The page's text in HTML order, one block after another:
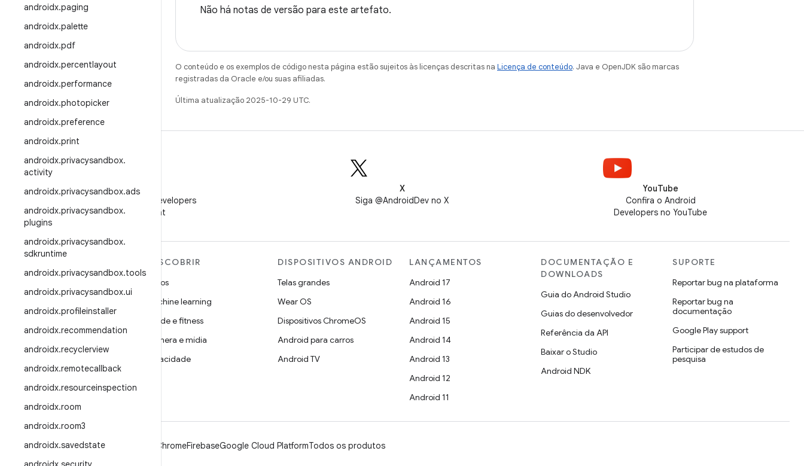
androidx.paging
androidx.palette
androidx.pdf
androidx.percentlayout
androidx.performance
androidx.photopicker
androidx.preference
androidx.print
androidx.privacysandbox.
activity
androidx.privacysandbox.ads
androidx.privacysandbox.
plugins
androidx.privacysandbox.
sdkruntime
androidx.privacysandbox.tools
androidx.privacysandbox.ui
androidx.profileinstaller
androidx.recommendation
androidx.recyclerview
androidx.remotecallback
androidx.resourceinspection
androidx.room
androidx.room3
androidx.savedstate
Não há notas de versão para este artefato.
O conteúdo e os exemplos de código nesta página estão sujeitos às licenças descritas na Licença de conteúdo. Java e OpenJDK são marcas
registradas da Oracle e/ou suas afiliadas.
Última atualização 2025-10-29 UTC.
WeChat
Siga o Android Developers
no WeChat
X
Siga @AndroidDev no X
YouTube
Confira o Android
Developers no YouTube
DESCOBRIR
Jogos
Machine learning
Saúde e fitness
Câmera e mídia
Privacidade
DISPOSITIVOS ANDROID
Telas grandes
Wear OS
Dispositivos ChromeOS
Android para carros
Android TV
LANÇAMENTOS
Android 17
Android 16
Android 15
Android 14
Android 13
Android 12
Android 11
DOCUMENTAÇÃO E
DOWNLOADS
Guia do Android Studio
Guias do desenvolvedor
Referência da API
Baixar o Studio
Android NDK
SUPORTE
Reportar bug na plataforma
Reportar bug na
documentação
Google Play support
Participar de estudos de
pesquisa
ChromeFirebaseGoogle Cloud PlatformTodos os produtos